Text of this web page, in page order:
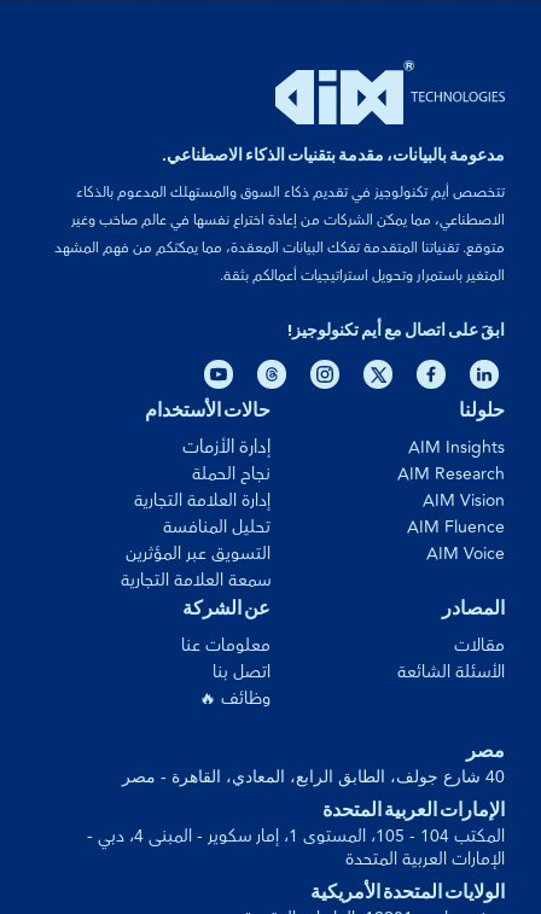
مدعومة بالبيانات، مقدمة بتقنيات الذكاء الاصطناعي.
تتخصص أيم تكنولوجيز في تقديم ذكاء السوق والمستهلك المدعوم بالذكاء
الاصطناعي، مما يمكّن الشركات من إعادة اختراع نفسها في عالم صاخب وغير
متوقع. تقنياتنا المتقدمة تفكك البيانات المعقدة، مما يمكّنكم من فهم المشهد
المتغير باستمرار وتحويل استراتيجيات أعمالكم بثقة.
ابقَ على اتصال مع أيم تكنولوجيز!
حلولنا
AIM Insights
AIM Research
AIM Vision
AIM Fluence
AIM Voice
حالات الأستخدام
إدارة الأزمات
نجاح الحملة
إدارة العلامة التجارية
تحليل المنافسة
التسويق عبر المؤثرين
سمعة العلامة التجارية
المصادر
مقالات
الأسئلة الشائعة
عن الشركة
معلومات عنا
اتصل بنا
وظائف 🔥
مصر
40 شارع جولف، الطابق الرابع، المعادي، القاهرة - مصر
الإمارات العربية المتحدة
المكتب 104 - 105، المستوى 1، إمار سكوير - المبنى 4، دبي -
الإمارات العربية المتحدة
الولايات المتحدة الأمريكية